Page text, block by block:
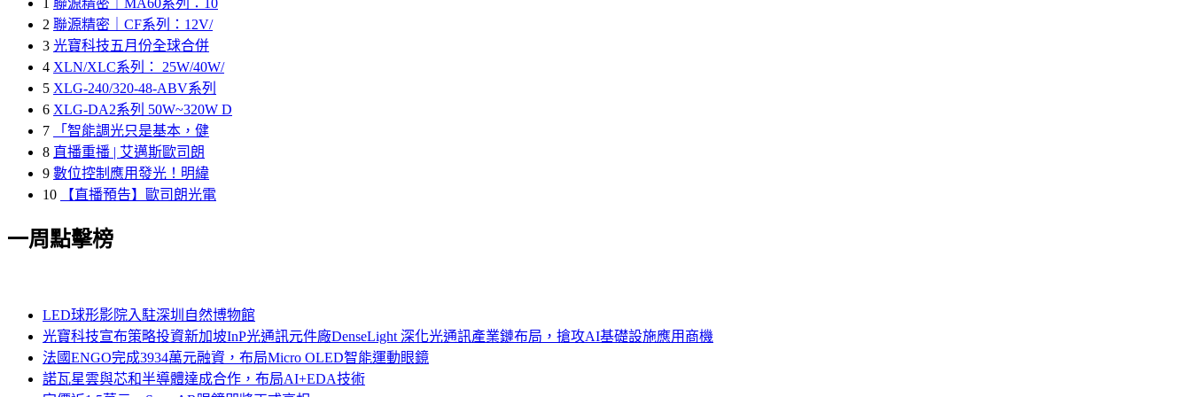
聯源精密｜MA60系列：10
2 聯源精密｜CF系列：12V/
3 光寶科技五月份全球合併
4 XLN/XLC系列： 25W/40W/
5 XLG-240/320-48-ABV系列
6 XLG-DA2系列 50W~320W D
7
「智能調光只是基本，健
8 直播重播 | 艾邁斯歐司朗
9 數位控制應用發光！明緯
10
【直播預告】歐司朗光電
一周點擊榜
LED球形影院入駐深圳自然博物館
光寶科技宣布策略投資新加坡InP光通訊元件廠DenseLight 深化光通訊產業鏈布局，搶攻AI基礎設施應用商機
法國ENGO完成3934萬元融資，布局Micro OLED智能運動眼鏡
諾瓦星雲與芯和半導體達成合作，布局AI+EDA技術